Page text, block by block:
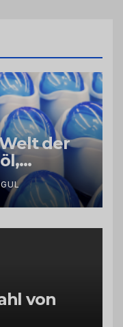
der
und
von
Anbietern
von